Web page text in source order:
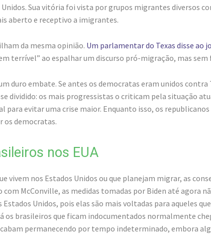
Sua vitória foi vista por grupos migrantes diversos
aberto e receptivo a imigrantes.
da mesma opinião. Um parlamentar do Texas disse ao
terrível” ao espalhar um discurso pró-migração, mas
duro embate. Se antes os democratas eram unidos
dividido: os mais progressistas o criticam pela situação
para evitar uma crise maior. Enquanto isso, os
os democratas.
nos EUA
vivem nos Estados Unidos ou que planejam migrar, as
com McConville, as medidas tomadas por Biden até agora
Estados Unidos, pois elas são mais voltadas para aqueles
os brasileiros que ficam indocumentados normalmente
permanecendo por tempo indeterminado, embora